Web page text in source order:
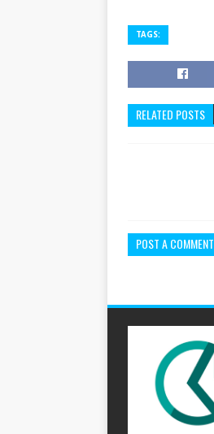
TAGS:
RELATED POSTS
POST A COMMENT